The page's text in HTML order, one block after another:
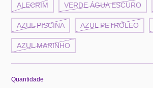
ALECRIM VERDE ÁGUA ESCURO
AZUL PISCINA AZUL PETRÓLEO
AZUL MARINHO
Quantidade